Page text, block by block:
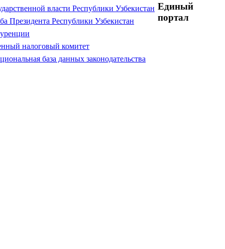
власти Республики Узбекистан
Президента Республики Узбекистан
налоговый комитет
база данных законодательства
Единый
портал